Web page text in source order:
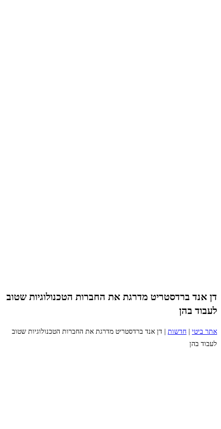
דן אנד ברדסטריט מדרגת את החברות הטכנולוגיות שטוב
לעבוד בהן
אתר ביטי חדשות
דן אנד ברדסטריט מדרגת את החברות הטכנולוגיות שטוב
לעבוד בהן